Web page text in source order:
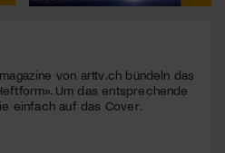
von arttv.ch bündeln das
Um das entsprechende
einfach auf das Cover.